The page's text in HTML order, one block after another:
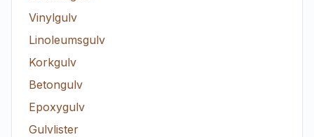
Vinylgulv
Linoleumsgulv
Korkgulv
Betongulv
Epoxygulv
Gulvlister